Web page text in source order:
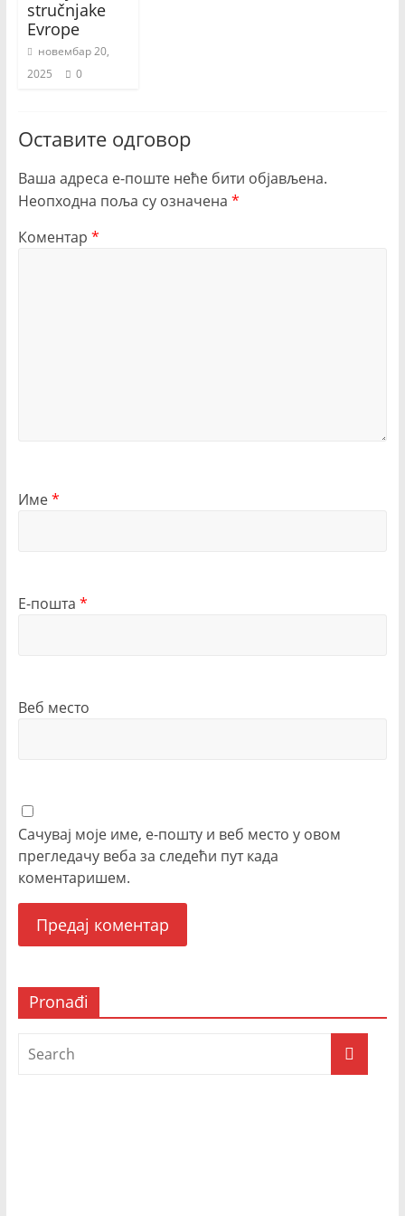
stručnjake
Evrope
новембар 20,
2025
0
Оставите одговор
Ваша адреса е-поште неће бити објављена.
Неопходна поља су означена *
Коментар *
Име*
Е-пошта *
Веб место
Сачувај моје име, е-пошту и веб место у овом
прегледачу веба за следећи пут када
коментаришем.
Pronađi